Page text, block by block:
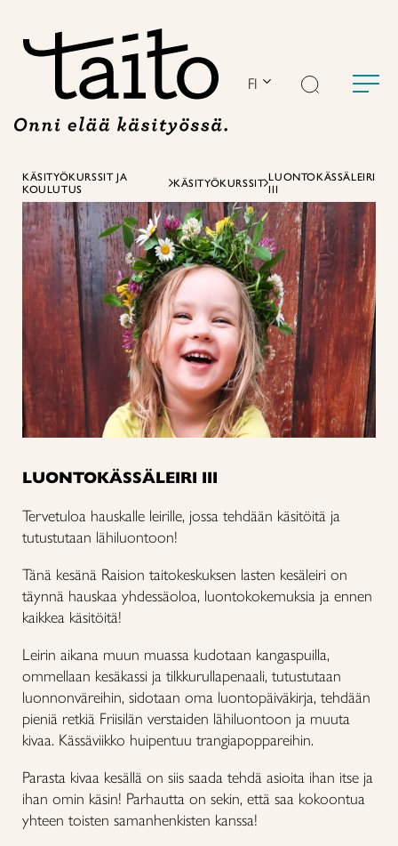
FI
KÄSITYÖKURSSIT JA
KOULUTUS
KÄSITYÖKURSSIT LUONTOKÄSSÄLEIRI
III
LUONTOKÄSSÄLEIRI III
Tervetuloa hauskalle leirille, jossa tehdään käsitöitä ja
tutustutaan lähiluontoon!
Tänä kesänä Raision taitokeskuksen lasten kesäleiri on
täynnä hauskaa yhdessäoloa, luontokokemuksia ja ennen
kaikkea käsitöitä!
Leirin aikana muun muassa kudotaan kangaspuilla,
ommellaan kesäkassi ja tilkkurullapenaali, tutustutaan
luonnonväreihin, sidotaan oma luontopäiväkirja, tehdään
pieniä retkiä Friisilän verstaiden lähiluontoon ja muuta
kivaa. Kässäviikko huipentuu trangiapoppareihin.
Parasta kivaa kesällä on siis saada tehdä asioita ihan itse ja
ihan omin käsin! Parhautta on sekin, että saa kokoontua
yhteen toisten samanhenkisten kanssa!